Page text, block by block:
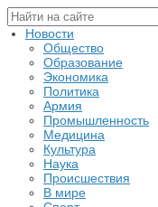
Новости
Общество
Образование
Экономика
Политика
Армия
Промышленность
Медицина
Культура
Наука
Происшествия
В мире